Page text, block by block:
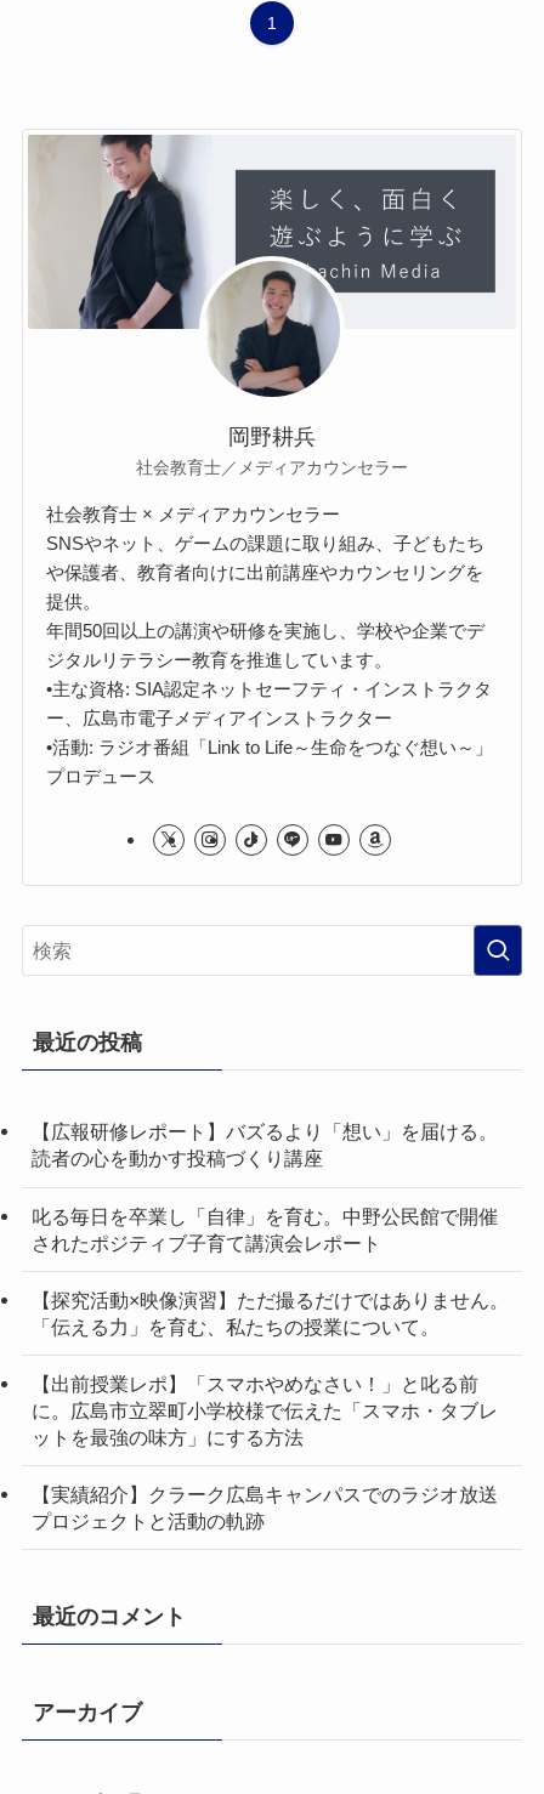
1
岡野耕兵
社会教育士／メディアカウンセラー
社会教育士 × メディアカウンセラー
SNSやネット、ゲームの課題に取り組み、子どもたち
や保護者、教育者向けに出前講座やカウンセリングを
提供。
年間50回以上の講演や研修を実施し、学校や企業でデ
ジタルリテラシー教育を推進しています。
•主な資格: SIA認定ネットセーフティ・インストラクタ
ー、広島市電子メディアインストラクター
•活動: ラジオ番組「Link to Life～生命をつなぐ想い～」
プロデュース
最近の投稿
【広報研修レポート】バズるより「想い」を届ける。
読者の心を動かす投稿づくり講座
叱る毎日を卒業し「自律」を育む。中野公民館で開催
されたポジティブ子育て講演会レポート
【探究活動×映像演習】ただ撮るだけではありません。
「伝える力」を育む、私たちの授業について。
【出前授業レポ】「スマホやめなさい！」と叱る前
に。広島市立翠町小学校様で伝えた「スマホ・タブレ
ットを最強の味方」にする方法
【実績紹介】クラーク広島キャンパスでのラジオ放送
プロジェクトと活動の軌跡
最近のコメント
アーカイブ